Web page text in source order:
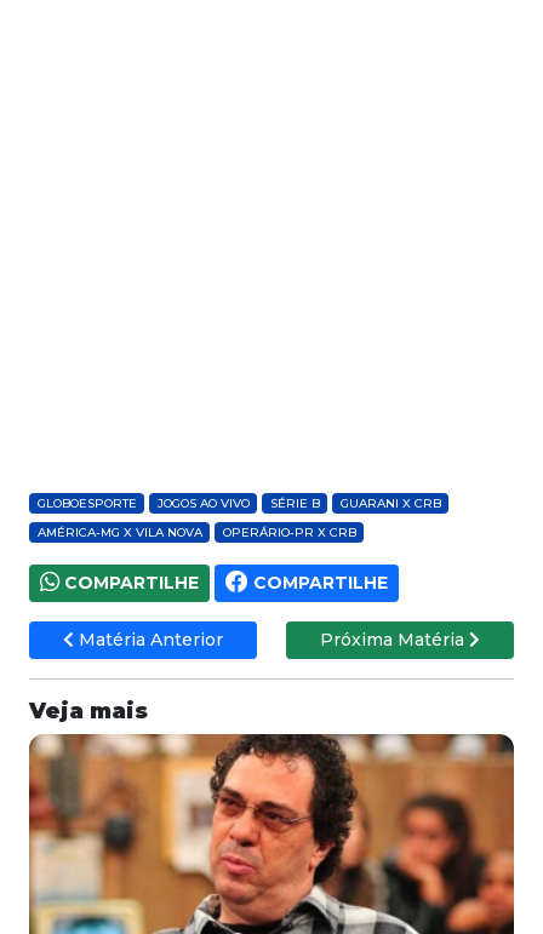
GLOBOESPORTE JOGOS AO VIVO SÉRIE B
GUARANI X CRB
AMÉRICA-MG X VILA NOVA
OPERÁRIO-PR X CRB
COMPARTILHE COMPARTILHE
Matéria Anterior Próxima Matéria
Veja mais